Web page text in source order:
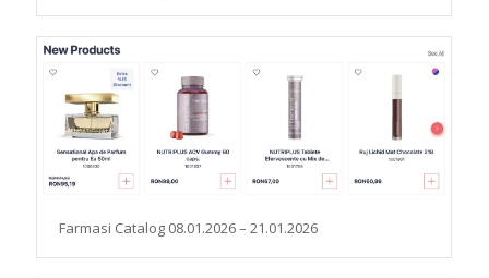
Farmasi Catalog 08.01.2026 – 21.01.2026